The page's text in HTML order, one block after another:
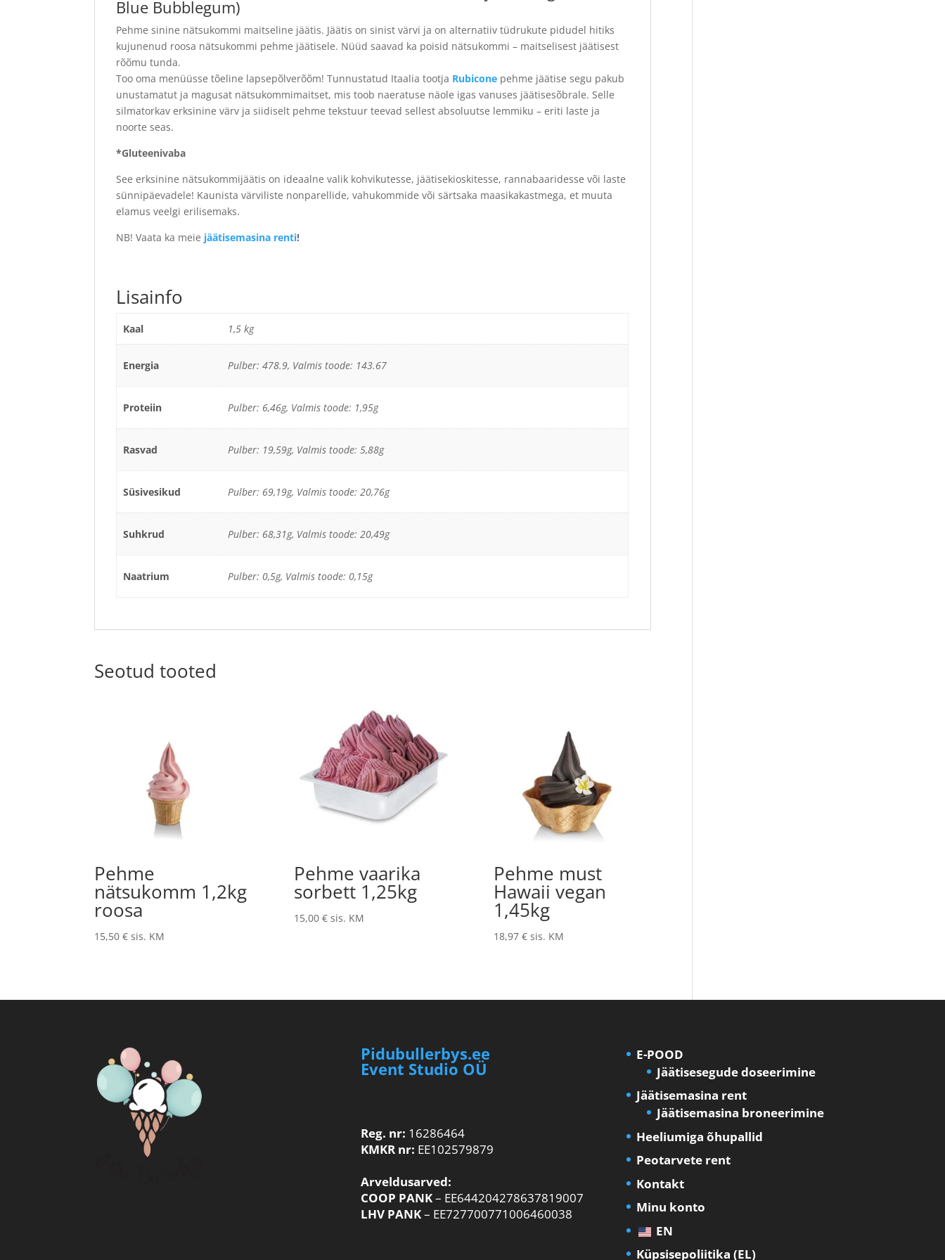
Blue Bubblegum)
Pehme sinine nätsukommi maitseline jäätis. Jäätis on sinist värvi ja on alternatiiv tüdrukute pidudel hitiks
kujunenud roosa nätsukommi pehme jäätisele. Nüüd saavad ka poisid nätsukommi – maitselisest jäätisest
rõõmu tunda.
Too oma menüüsse tõeline lapsepõlverõõm! Tunnustatud Itaalia tootja Rubicone pehme jäätise segu pakub
unustamatut ja magusat nätsukommimaitset, mis toob naeratuse näole igas vanuses jäätisesõbrale. Selle
silmatorkav erksinine värv ja siidiselt pehme tekstuur teevad sellest absoluutse lemmiku – eriti laste ja
noorte seas.
*Gluteenivaba
See erksinine nätsukommijäätis on ideaalne valik kohvikutesse, jäätisekioskitesse, rannabaaridesse või laste
sünnipäevadele! Kaunista värviliste nonparellide, vahukommide või särtsaka maasikakastmega, et muuta
elamus veelgi erilisemaks.
NB! Vaata ka meie jäätisemasina renti!
Lisainfo
Kaal 1,5 kg
Energia Pulber: 478.9, Valmis toode: 143.67
Proteiin Pulber: 6,46g, Valmis toode: 1,95g
Rasvad Pulber: 19,59g, Valmis toode: 5,88g
Süsivesikud Pulber: 69,19g, Valmis toode: 20,76g
Suhkrud Pulber: 68,31g, Valmis toode: 20,49g
Naatrium Pulber: 0,5g, Valmis toode: 0,15g
Seotud tooted
Pehme
nätsukomm 1,2kg
roosa
15,50€ sis. KM
Pehme vaarika
sorbett 1,25kg
15,00 € sis. KM
Pehme must
Hawaii vegan
1,45kg
18,97 € sis. KM
Pidubullerbys.ee
Event Studio OÜ
Reg. nr: 16286464
KMKR nr: EE102579879
Arveldusarved:
COOP PANK– EE644204278637819007
LHV PANK– EE727700771006460038
E-POOD
Jäätisesegude doseerimine
Jäätisemasina rent
Jäätisemasina broneerimine
Heeliumiga õhupallid
Peotarvete rent
Kontakt
Minu konto
EN
Küpsisepoliitika (EL)